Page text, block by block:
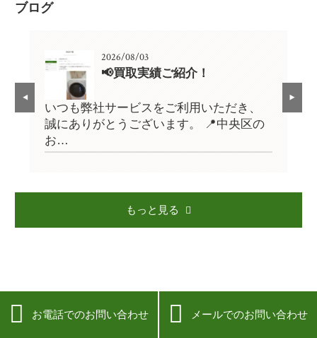
ブログ
2026/08/03
📢買取実績ご紹介！
いつも弊社サービスをご利用いただき、
誠にありがとうございます。 📍中央区の
お…
もっと見る
 お電話でのお問い合わせ  メールでのお問い合わせ